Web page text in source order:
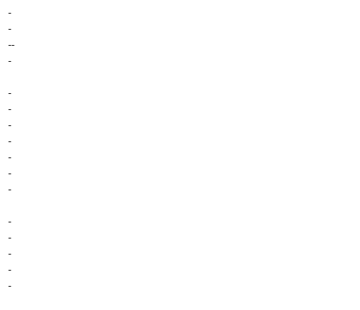
-
-
--
-
-
-
-
-
-
-
-
-
-
-
-
-